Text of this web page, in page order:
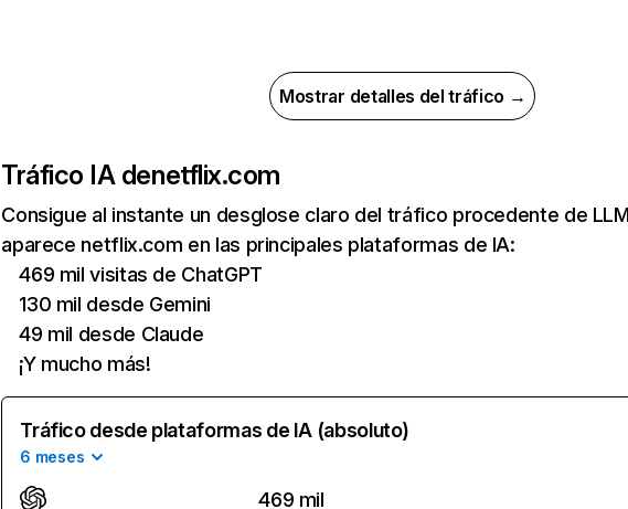
Mostrar detalles del tráfico →
Tráfico IA denetflix.com
Consigue al instante un desglose claro del tráfico procedente de
aparece netflix.com en las principales plataformas de IA:
469 mil visitas de ChatGPT
130 mil desde Gemini
49 mil desde Claude
¡Y mucho más!
Tráfico desde plataformas de IA (absoluto)
6 meses
469 mil